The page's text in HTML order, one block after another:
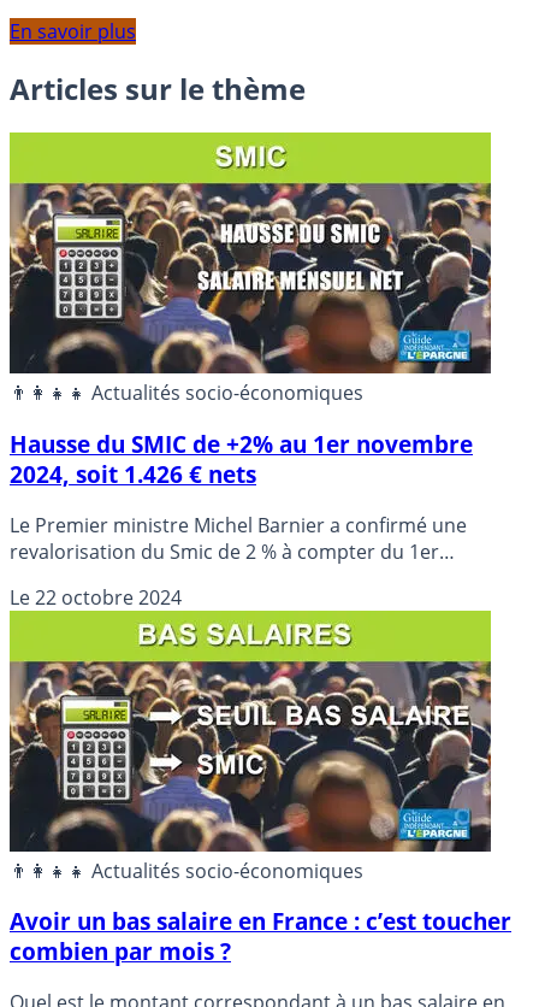
En savoir plus
Articles sur le thème
👨‍👩‍👧‍👧 Actualités socio-économiques
Hausse du SMIC de +2% au 1er novembre
2024, soit 1.426 € nets
Le Premier ministre Michel Barnier a confirmé une
revalorisation du Smic de 2 % à compter du 1er
Le22 octobre 2024
👨‍👩‍👧‍👧 Actualités socio-économiques
Avoir un bas salaire en France : c’est toucher
combien par mois ?